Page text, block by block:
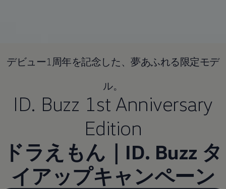
デビュー1周年を記念した、夢あふれる限定モデ
ル。
ID. Buzz 1st Anniversary
Edition
ドラえもん｜ID. Buzz タ
イアップキャンペーン